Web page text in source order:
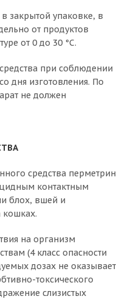
закрытой упаковке, в
от продуктов
от 0 до 30 °С.
при соблюдении
дня изготовления. По
не должен
средства перметрин
контактным
блох, вшей и
кошках.
на организм
(4 класс опасности
дозах не оказывает
токсического
слизистых